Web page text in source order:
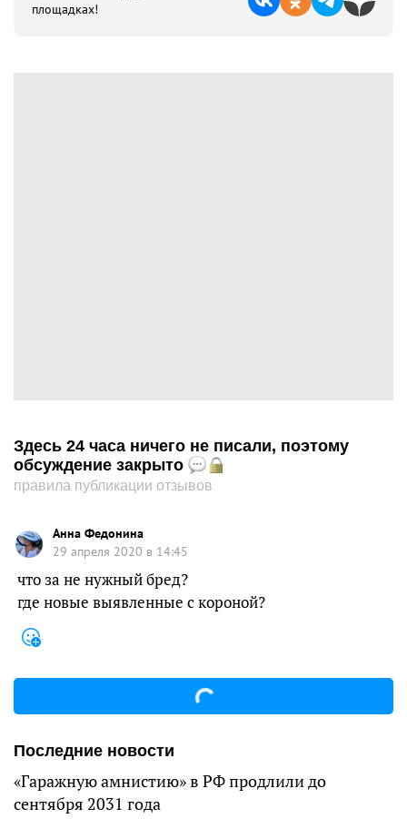
площадках!
Здесь 24 часа ничего не писали, поэтому
обсуждение закрыто
правила публикации отзывов
Анна Федонина
29 апреля 2020 в 14:45
что за не нужный бред?
где новые выявленные с короной?
Последние новости
«Гаражную амнистию» в РФ продлили до
сентября 2031 года